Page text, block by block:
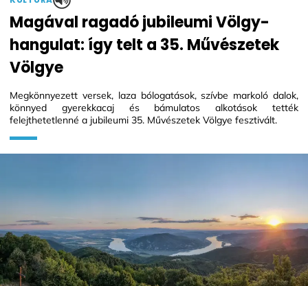
Magával ragadó jubileumi Völgy-
hangulat: így telt a 35. Művészetek
Völgye
Megkönnyezett versek, laza bólogatások, szívbe markoló dalok,
könnyed gyerekkacaj és bámulatos alkotások tették
felejthetetlenné a jubileumi 35. Művészetek Völgye fesztivált.